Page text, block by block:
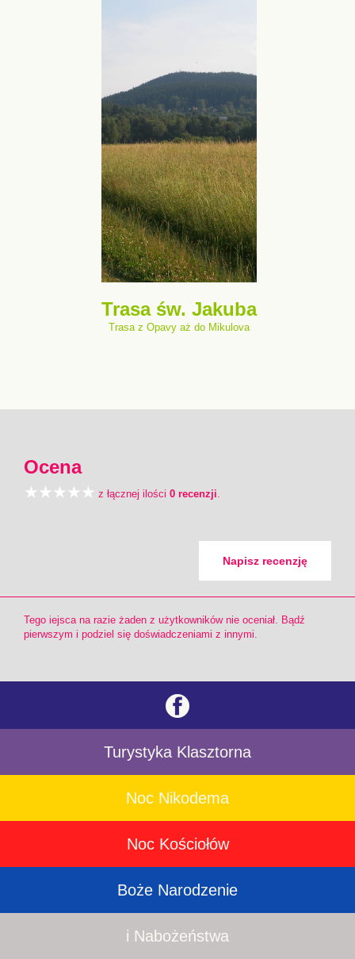
Trasa św. Jakuba
Trasa z Opavy aż do Mikulova
Ocena
z łącznej ilości 0 recenzji.
Napisz recenzję
Tego iejsca na razie żaden z użytkowników nie oceniał. Bądź
pierwszym i podziel się doświadczeniami z innymi.
Turystyka Klasztorna
Noc Nikodema
Noc Kościołów
Boże Narodzenie
i Nabożeństwa